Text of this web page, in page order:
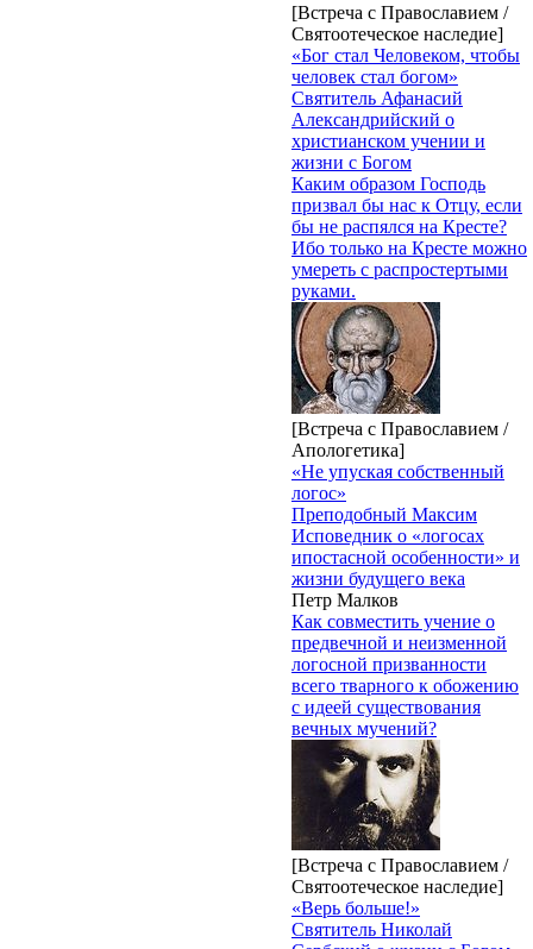
[Встреча с Православием /
Святоотеческое наследие]
«Бог стал Человеком, чтобы
человек стал богом»
Святитель Афанасий
Александрийский о
христианском учении и
жизни с Богом
Каким образом Господь
призвал бы нас к Отцу, если
бы не распялся на Кресте?
Ибо только на Кресте можно
умереть с распростертыми
руками.
[Встреча с Православием /
Апологетика]
«Не упуская собственный
логос»
Преподобный Максим
Исповедник о «логосах
ипостасной особенности» и
жизни будущего века
Петр Малков
Как совместить учение о
предвечной и неизменной
логосной призванности
всего тварного к обожению
с идеей существования
вечных мучений?
[Встреча с Православием /
Святоотеческое наследие]
«Верь больше!»
Святитель Николай